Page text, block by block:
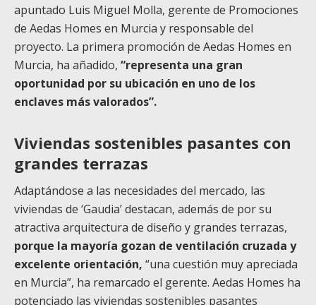
apuntado Luis Miguel Molla, gerente de Promociones
de Aedas Homes en Murcia y responsable del
proyecto. La primera promoción de Aedas Homes en
Murcia, ha añadido, “representa una gran
oportunidad por su ubicación en uno de los
enclaves más valorados”.
Viviendas sostenibles pasantes con
grandes terrazas
Adaptándose a las necesidades del mercado, las
viviendas de ‘Gaudia’ destacan, además de por su
atractiva arquitectura de diseño y grandes terrazas,
porque la mayoría gozan de ventilación cruzada y
excelente orientación, “una cuestión muy apreciada
en Murcia”, ha remarcado el gerente. Aedas Homes ha
potenciado las viviendas sostenibles pasantes